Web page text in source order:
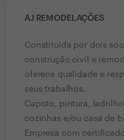
AJ REMODELAÇÕES
Constituida por dois
construção civil e
oferece qualidade e
seus trabalhos.
Capoto, pintura,
cozinhas e/ou casa de
Empresa com